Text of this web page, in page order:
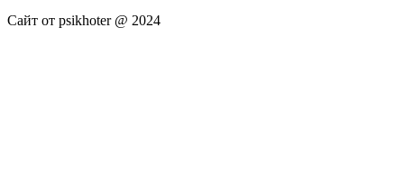
Сайт от psikhoter @ 2024